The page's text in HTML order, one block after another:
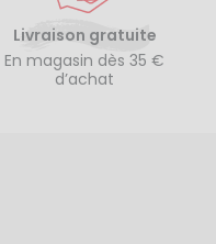
Livraison gratuite
En magasin dès 35 €
d’achat